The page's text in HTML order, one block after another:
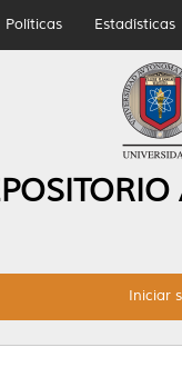
Políticas Estadísticas
Iniciar